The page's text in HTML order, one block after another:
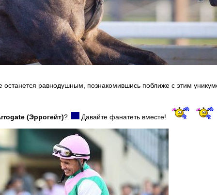
равнодушным, познакомившись поближе с этим
(Эррогейт)? Давайте фанатеть вместе!